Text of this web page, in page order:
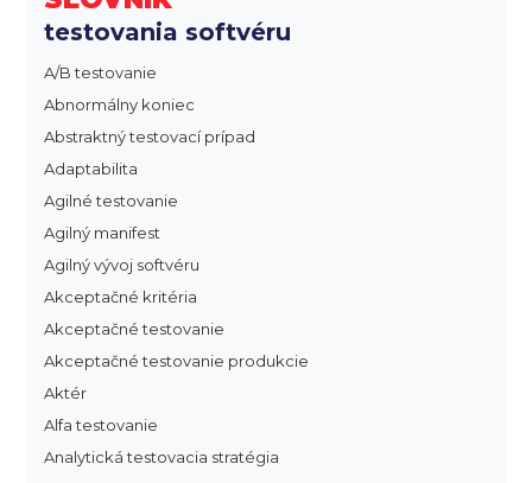
testovania softvéru
A/B testovanie
Abnormálny koniec
Abstraktný testovací prípad
Adaptabilita
Agilné testovanie
Agilný manifest
Agilný vývoj softvéru
Akceptačné kritéria
Akceptačné testovanie
Akceptačné testovanie produkcie
Aktér
Alfa testovanie
Analytická testovacia stratégia